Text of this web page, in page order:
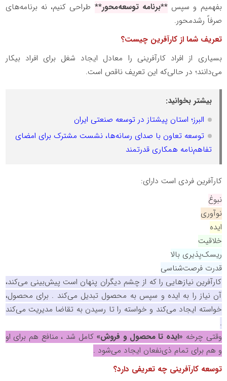
بفهمیم و سپس**برنامه توسعه‌محور** طراحی کنیم، نه برنامه‌های
صرفاً رشدمحور.
تعریف شما از کارآفرین چیست؟
بسیاری از افراد کارآفرینی را معادل ایجاد شغل برای افراد بیکار
می‌دانند؛ در حالی‌که این تعریف ناقص است.
بیشتر بخوانید:
البرز؛ استان پیشتاز در توسعه صنعتی ایران
توسعه تعاون با صدای رسانه‌ها، نشست مشترک برای امضای
تفاهم‌نامه همکاری قدرتمند
کارآفرین فردی است دارای:
نبوغ
نوآوری
ایده
خلاقیت
ریسک‌پذیری بالا
قدرت فرصت‌شناسی
کارآفرین نیازهایی را که از چشم دیگران پنهان است پیش‌بینی می‌کند،
آن نیاز را به ایده و سپس به محصول تبدیل می‌کند . برای محصول،
خواسته ایجاد می‌کند و خواسته را تا رسیدن به تقاضا مدیریت می‌کند
.
وقتی چرخه «ایده تا محصول و فروش» کامل شد ، منافع هم برای او
و هم برای تمام ذی‌نفعان ایجاد می‌شود .
توسعه کارآفرینی چه تعریفی دارد؟